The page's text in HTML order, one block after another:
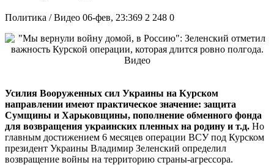
Политика / Видео 06-фев, 23:369 2 248 0
Усилия Вооруженных сил Украины на Курском
направлении имеют практическое значение: защита
Сумщины и Харьковщины, пополнение обменного фонда
для возвращения украинских пленных на родину и т.д. Но
главным достижением 6 месяцев операции ВСУ под Курском
президент Украины Владимир Зеленский определил
возвращение войны на территорию страны-агрессора.